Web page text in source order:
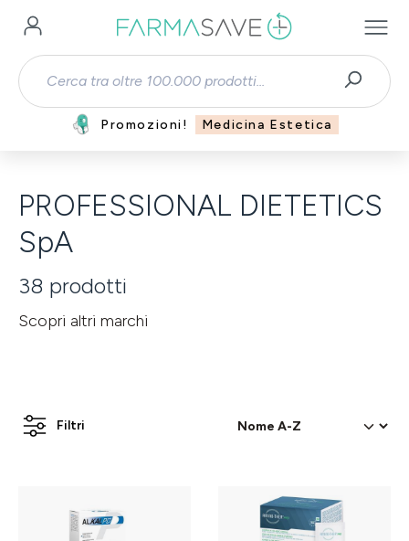
Passa al contenuto principale
Promozioni! Medicina Estetica
PROFESSIONAL DIETETICS
SpA
38 prodotti
Scopri altri marchi
Filtri